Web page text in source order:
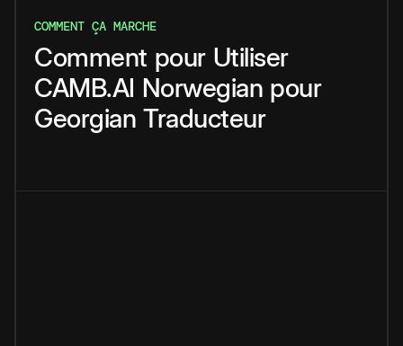
COMMENT ÇA MARCHE
Comment pour Utiliser
CAMB.AI Norwegian pour
Georgian Traducteur